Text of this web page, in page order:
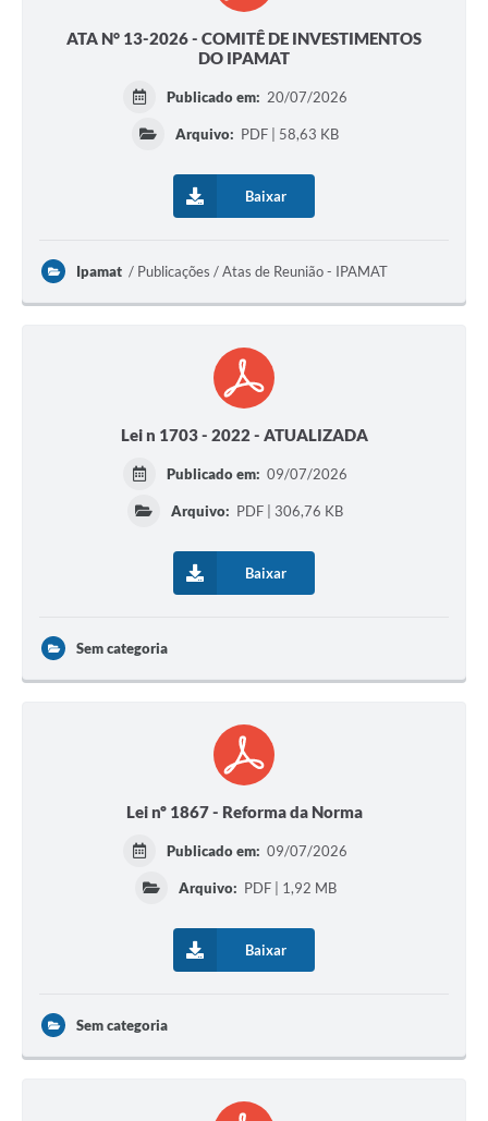
ATA N° 13-2026 - COMITÊ DE INVESTIMENTOS
DO IPAMAT
Publicado em: 20/07/2026
Arquivo: PDF | 58,63 KB
Baixar
Ipamat Publicações / Atas de Reunião - IPAMAT
Lei n 1703 - 2022 - ATUALIZADA
Publicado em: 09/07/2026
Arquivo: PDF | 306,76 KB
Baixar
Sem categoria
Lei nº 1867 - Reforma da Norma
Publicado em: 09/07/2026
Arquivo: PDF | 1,92 MB
Baixar
Sem categoria